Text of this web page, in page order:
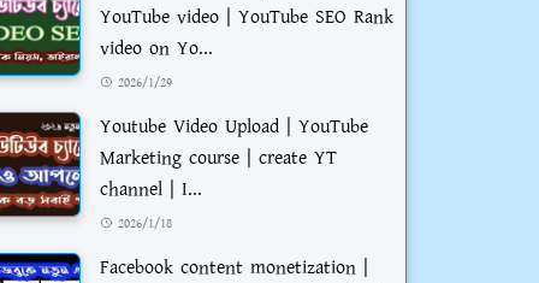
YouTube video | YouTube SEO Rank
video on Yo...
2026/1/29
Youtube Video Upload | YouTube
Marketing course | create YT
channel | I...
2026/1/18
Facebook content monetization |